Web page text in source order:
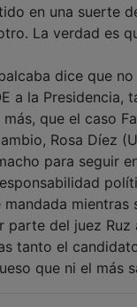
en una suerte
La verdad es
dice que no
a la Presidencia,
que el caso
Rosa Díez
para seguir
mandada
parte del juez
tanto el
que ni el más